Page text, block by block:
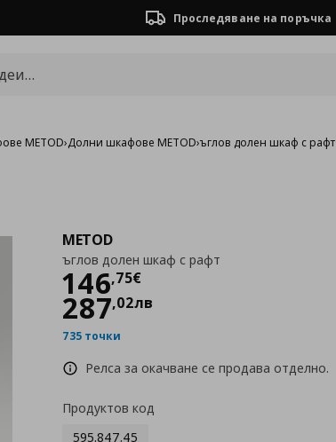
Проследяване на поръчка
METOD›Долни шкафове METOD›ъглов долен шкаф с рафт
METOD
ъглов долен шкаф с рафт
146,75€
Цена
287,02лв
735 точки
Релса за окачване се продава отделно.
Продуктов код
595.847.45